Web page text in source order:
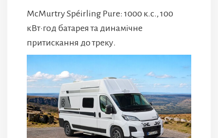
McMurtry Spéirling Pure: 1000 к.с., 100
кВт·год батарея та динамічне
притискання до треку.